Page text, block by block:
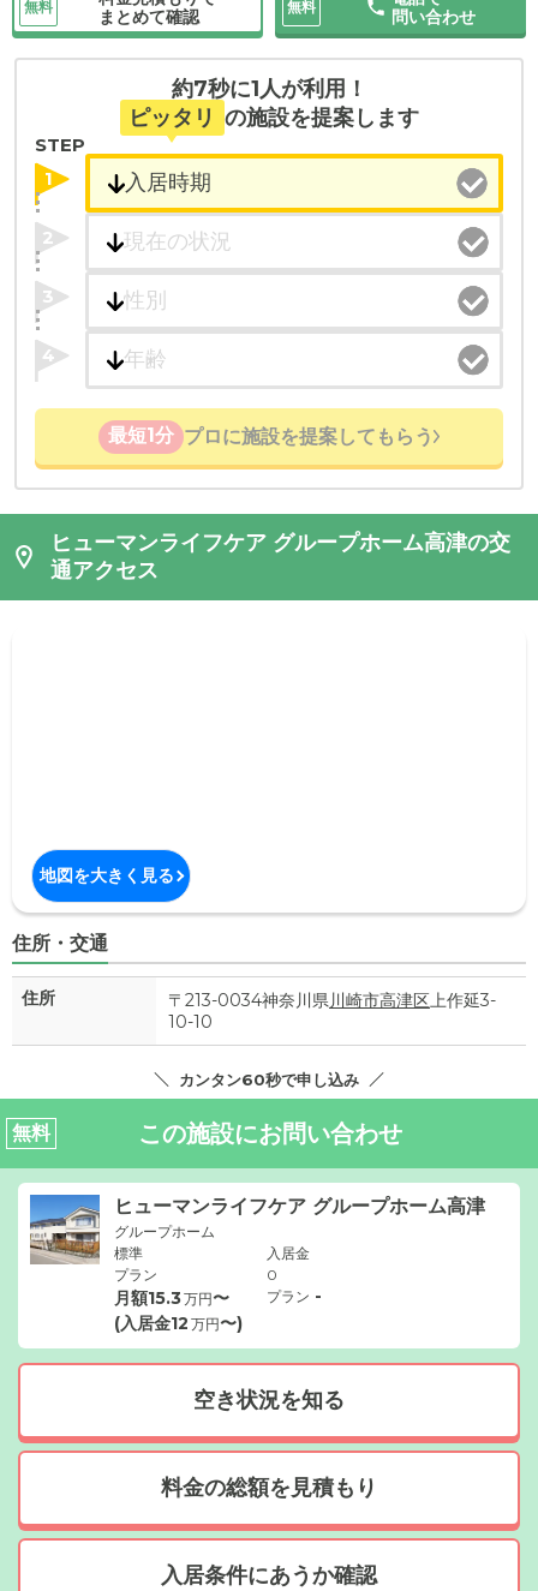
無料
まとめて確認
無料
問い合わせ
約7秒に1人が利用！
ピッタリ の施設を提案します
STEP
1
2
3
4
最短1分 プロに施設を提案してもらう
ヒューマンライフケア グループホーム高津の交
通アクセス
地図を大きく見る
住所・交通
住所 〒213-0034神奈川県川崎市高津区上作延3-
10-10
カンタン60秒で申し込み
無料 この施設にお問い合わせ
ヒューマンライフケア グループホーム高津
グループホーム
標準
プラン
月額15.3万円〜
(入居金12 万円〜)
入居金
0
プラン -
空き状況を知る
料金の総額を見積もり
入居条件にあうか確認